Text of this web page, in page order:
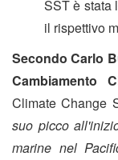
SST è stata
il rispettivo
Secondo Carlo
Cambiamento
Climate Change
suo picco
marine nel